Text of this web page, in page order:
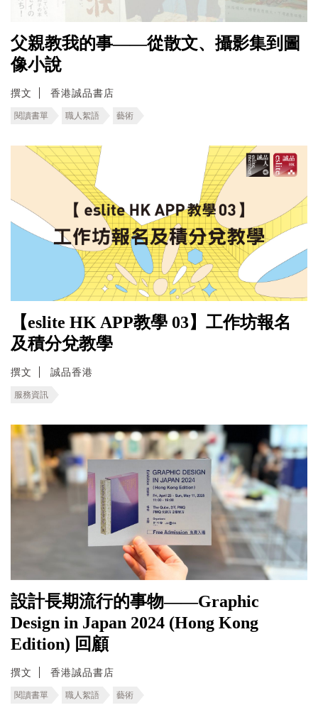
父親教我的事——從散文、攝影集到圖
像小說
撰文 香港誠品書店
閱讀書單 職人絮語 藝術
【eslite HK APP教學 03】工作坊報名
及積分兌教學
撰文 誠品香港
服務資訊
設計長期流行的事物——Graphic
Design in Japan 2024 (Hong Kong
Edition) 回顧
撰文 香港誠品書店
閱讀書單 職人絮語 藝術